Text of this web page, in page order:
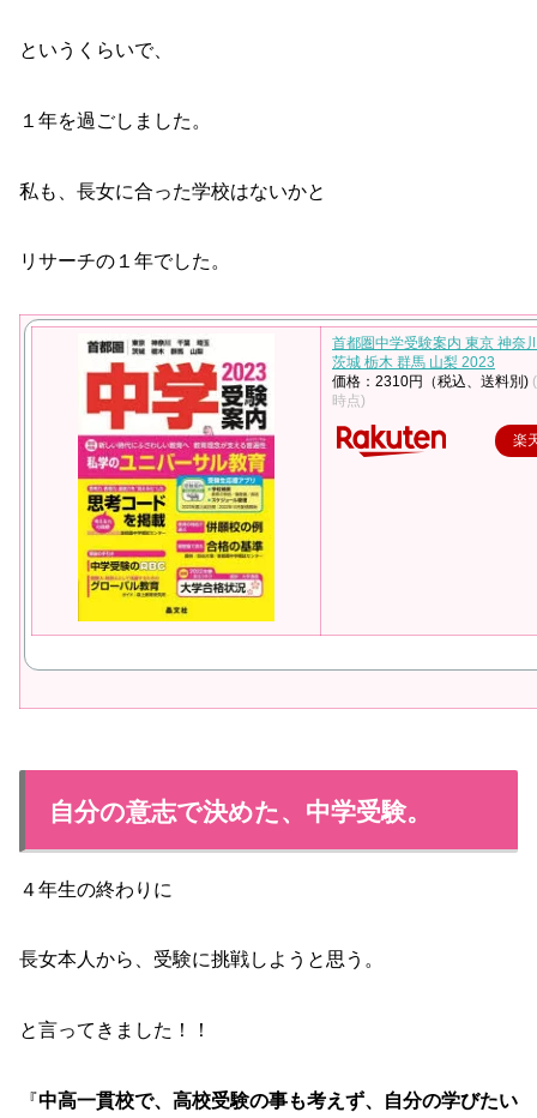
というくらいで、
１年を過ごしました。
私も、長女に合った学校はないかと
リサーチの１年でした。
首都圏中学受験案内 東京 神奈
茨城 栃木 群馬 山梨 2023
価格：2310円（税込、送料別)
時点)
楽
自分の意志で決めた、中学受験。
４年生の終わりに
長女本人から、受験に挑戦しようと思う。
と言ってきました！！
『中高一貫校で、高校受験の事も考えず、自分の学びたい